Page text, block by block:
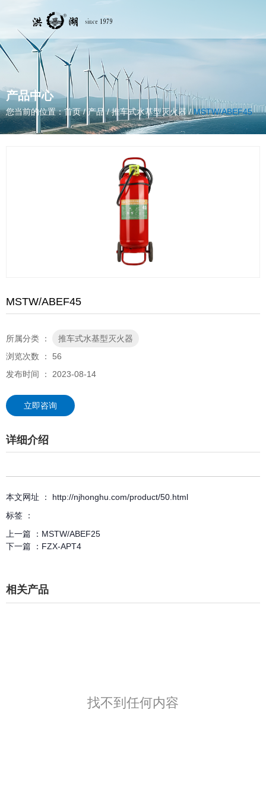
产品中心
您当前的位置：首页/产品 /推车式水基型灭火器 /MSTW/ABEF45
MSTW/ABEF45
所属分类 ：
推车式水基型灭火器
浏览次数 ： 56
发布时间 ： 2023-08-14
立即咨询
详细介绍
本文网址 ： http://njhonghu.com/product/50.html
标签 ：
上一篇 ： MSTW/ABEF25
下一篇 ： FZX-APT4
相关产品
找不到任何内容